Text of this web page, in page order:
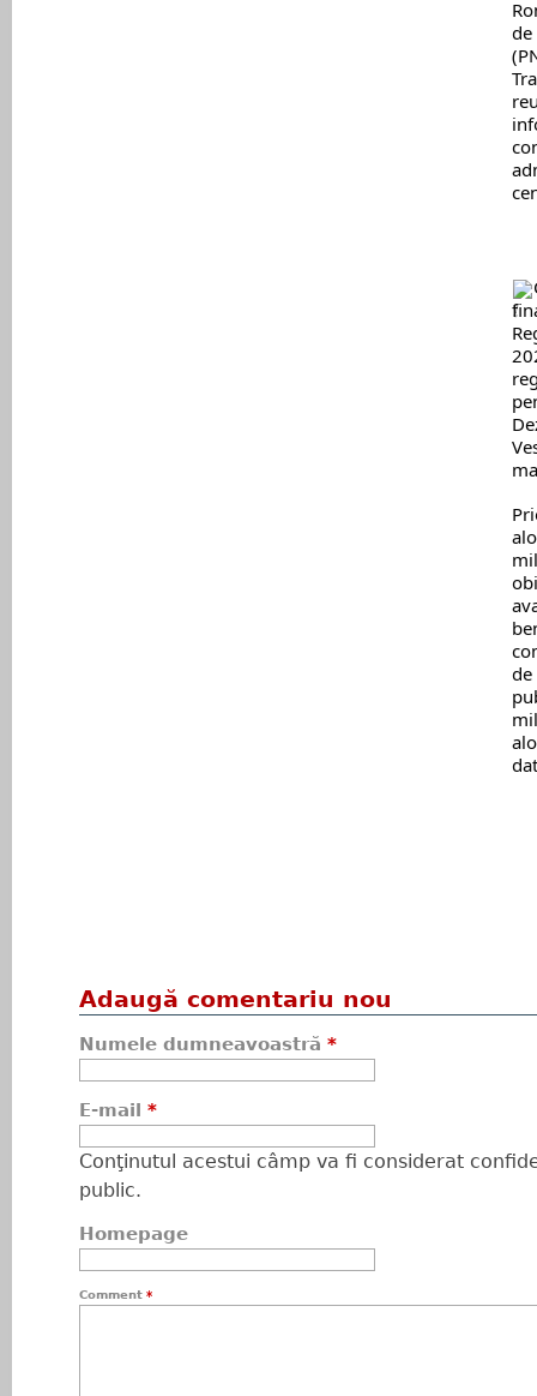
de
de
Adaugă comentariu nou
Numele dumneavoastră *
E-mail *
Conţinutul acestui câmp va fi considerat
public.
Homepage
Comment *